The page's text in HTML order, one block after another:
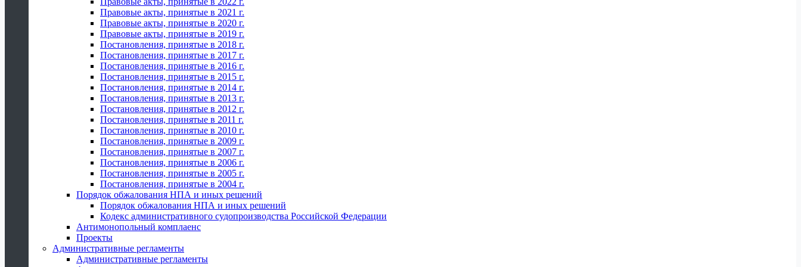
Правовые акты, принятые в 2021 г.
Правовые акты, принятые в 2020 г.
Правовые акты, принятые в 2019 г.
Постановления, принятые в 2018 г.
Постановления, принятые в 2017 г.
Постановления, принятые в 2016 г.
Постановления, принятые в 2015 г.
Постановления, принятые в 2014 г.
Постановления, принятые в 2013 г.
Постановления, принятые в 2012 г.
Постановления, принятые в 2011 г.
Постановления, принятые в 2010 г.
Постановления, принятые в 2009 г.
Постановления, принятые в 2007 г.
Постановления, принятые в 2006 г.
Постановления, принятые в 2005 г.
Постановления, принятые в 2004 г.
Порядок обжалования НПА и иных решений
Порядок обжалования НПА и иных решений
Кодекс административного судопроизводства Российской Федерации
Антимонопольный комплаенс
Проекты
Административные регламенты
Административные регламенты